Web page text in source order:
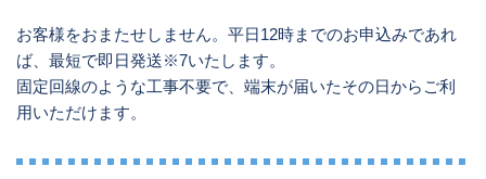
お客様をおまたせしません。平日12時までのお申込みであれ
ば、最短で即日発送※7いたします。
固定回線のような工事不要で、端末が届いたその日からご利
用いただけます。